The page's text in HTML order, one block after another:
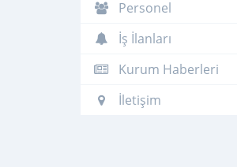
Personel
İş İlanları
Kurum Haberleri
İletişim